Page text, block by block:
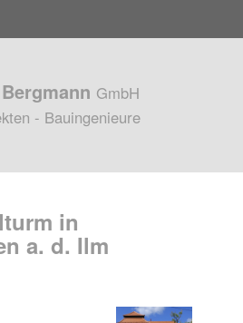
GmbH
- Bauingenieure
in
a. d. Ilm